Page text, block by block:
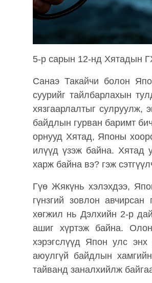
5-р сарын 12-нд Хятадын
Санаэ Такайчи болон
суурийг тайлбарлахын
хязгаарлалтыг сулруулж,
байдлын гурван баримт
орнууд Хятад, Японы
илүүд үзэж байна. Хятад
харж байна вэ? гэж
Гүө Жякүнь хэлэхдээ,
гүнзгий зовлон
хөгжил нь Дэлхийн 2-р
ашиг хүртэж байна.
хэрэгслүүд Япон улс
аюулгүй байдлын
тайванд заналхийлж